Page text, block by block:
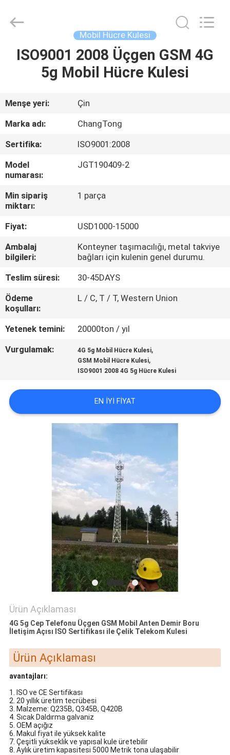
S
HAKKIMIZDA
FABRIKA
TURU
KALITE
BIZE
BIR
ISTEĞI
SITE
Structure
Reserved.
Mobil Hücre Kulesi
ISO9001 2008 Üçgen GSM 4G
5g Mobil Hücre Kulesi
Menşe yeri:
Çin
Marka adı:
ChangTong
Sertifika:
ISO9001:2008
Model
numarası:
JGT190409-2
Min sipariş
miktarı:
1 parça
Fiyat:
USD1000-15000
Ambalaj
bilgileri:
Konteyner taşımacılığı, metal takviye
bağları için kulenin genel durumu.
Teslim süresi:
30-45DAYS
Ödeme
koşulları:
L / C, T / T, Western Union
Yetenek temini:
20000ton / yıl
Vurgulamak:
4G 5g Mobil Hücre Kulesi,
GSM Mobil Hücre Kulesi,
ISO9001 2008 4G 5g Hücre Kulesi
EN IYI FIYAT
Ürün Açıklaması
4G 5g Cep Telefonu Üçgen GSM Mobil Anten Demir Boru
İletişim Açısı ISO Sertifikası ile Çelik Telekom Kulesi
Ürün Açıklaması
avantajları:
1. ISO ve CE Sertifikası
2. 20 yıllık üretim tecrübesi
3. Malzeme: Q235B, Q345B, Q420B
4. Sıcak Daldırma galvaniz
5. OEM açığız
6. Makul fiyat ile yüksek kalite
7. Çeşitli yükseklik ve yapısal kule üretebilir
8. Aylık üretim kapasitesi 5000 Metrik tona ulaşabilir